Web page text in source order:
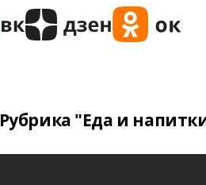
Рубрика "Еда и